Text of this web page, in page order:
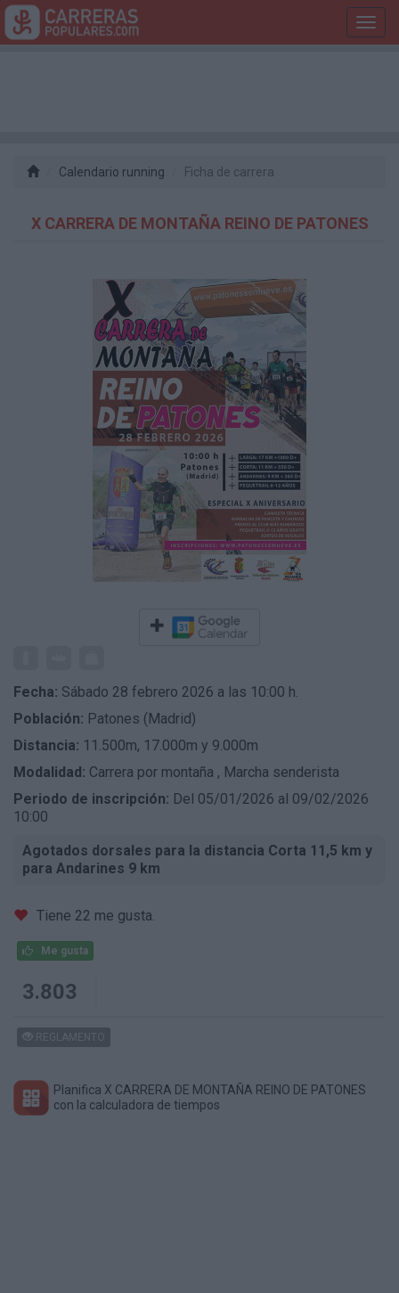
Calendario running Ficha de carrera
X CARRERA DE MONTAÑA REINO DE PATONES
Fecha: Sábado 28 febrero 2026 a las 10:00 h.
Población: Patones (Madrid)
Distancia: 11.500m, 17.000m y 9.000m
Modalidad: Carrera por montaña , Marcha senderista
Periodo de inscripción: Del 05/01/2026 al 09/02/2026
10:00
Agotados dorsales para la distancia Corta 11,5 km y
para Andarines 9 km
Tiene 22 me gusta.
Me gusta
3.803
REGLAMENTO
Planifica X CARRERA DE MONTAÑA REINO DE PATONES
con la calculadora de tiempos